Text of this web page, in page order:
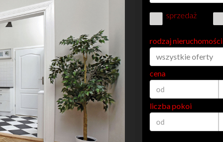
sprzedaż
rodzaj nieruchomości
wszystkie oferty
cena
liczba pokoi